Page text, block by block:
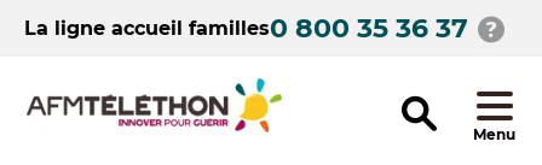
contenuLa ligne accueil familles0 800 35 36 37
Menu